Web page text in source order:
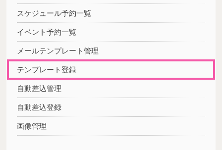
スケジュール予約一覧
イベント予約一覧
メールテンプレート管理
テンプレート登録
自動差込管理
自動差込登録
画像管理